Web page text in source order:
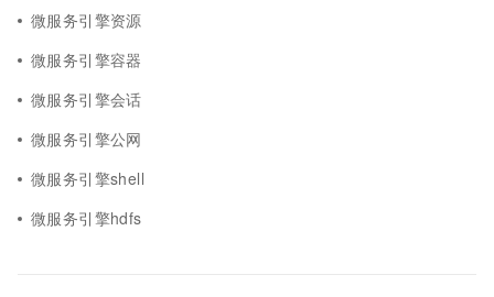
微服务引擎资源
微服务引擎容器
微服务引擎会话
微服务引擎公网
微服务引擎shell
微服务引擎hdfs